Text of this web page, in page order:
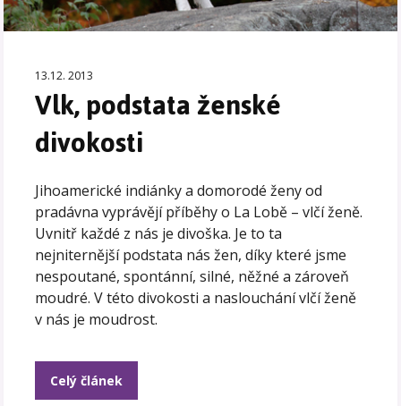
13.12. 2013
Vlk, podstata ženské
divokosti
Jihoamerické indiánky a domorodé ženy od
pradávna vyprávějí příběhy o La Lobě – vlčí ženě.
Uvnitř každé z nás je divoška. Je to ta
nejniternější podstata nás žen, díky které jsme
nespoutané, spontánní, silné, něžné a zároveň
moudré. V této divokosti a naslouchání vlčí ženě
v nás je moudrost.
Celý článek